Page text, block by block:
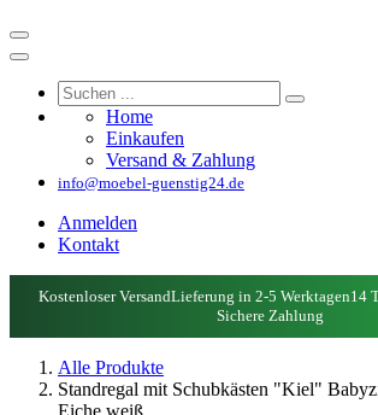
Home
Einkaufen
Versand & Zahlung
info@moebel-guenstig24.de
Anmelden
Kontakt
Kostenloser VersandLieferung in 2-5 Werktagen14
Sichere Zahlung
Alle Produkte
Standregal mit Schubkästen "Kiel"